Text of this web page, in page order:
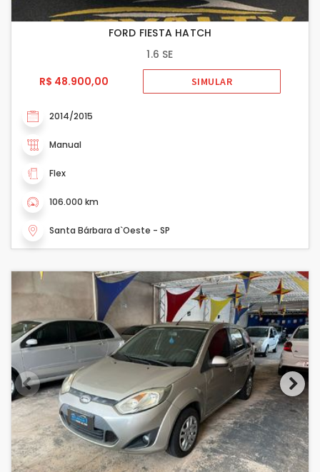
FORD FIESTA HATCH
1.6 SE
R$ 48.900,00
SIMULAR
2014/2015
Manual
Flex
106.000 km
Santa Bárbara d`Oeste - SP